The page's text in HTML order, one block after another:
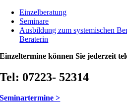
Einzelberatung
Seminare
Ausbildung zum systemischen
Beraterin
Einzeltermine können Sie jederzeit
Tel: 07223- 52314
Seminartermine >